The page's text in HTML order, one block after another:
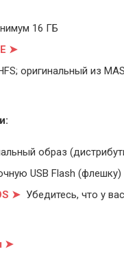
16 ГБ
➤
оригинальный из
образ
USB Flash
➤ Убедитесь, что у
➤